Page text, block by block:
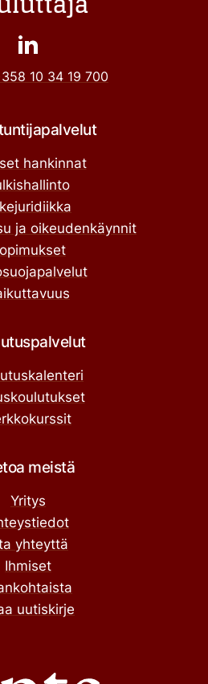
10 34 19 700
hankinnat
ja oikeudenkäynnit
meistä
Yritys
yhteyttä
Ihmiset
uutiskirje